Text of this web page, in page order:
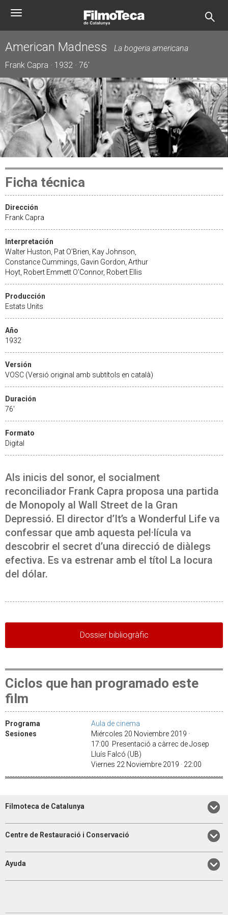
Toggle
American Madness
La bogeria americana
Frank Capra · 1932 · 76'
Ficha técnica
Dirección
Frank Capra
Interpretación
Walter Huston, Pat O'Brien, Kay Johnson,
Constance Cummings, Gavin Gordon, Arthur
Hoyt, Robert Emmett O'Connor, Robert Ellis
Producción
Estats Units
Año
1932
Versión
VOSC (Versió original amb subtítols en català)
Duración
76'
Formato
Digital
Als inicis del sonor, el socialment
reconciliador Frank Capra proposa una partida
de Monopoly al Wall Street de la Gran
Depressió. El director d’It’s a Wonderful Life va
confessar que amb aquesta pel·lícula va
descobrir el secret d’una direcció de diàlegs
efectiva. Es va estrenar amb el títol La locura
del dólar.
Dossier bibliogràfic
Ciclos que han programado este
film
Programa
Aula de cinema
Sesiones
Miércoles 20 Noviembre 2019 ·
17:00 Presentació a càrrec de Josep
Lluís Falcó (UB)
Viernes 22 Noviembre 2019 · 22:00
Filmoteca de Catalunya
Centre de Restauració i Conservació
Ayuda